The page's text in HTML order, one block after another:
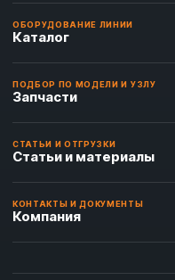
ОБОРУДОВАНИЕ ЛИНИИ
Каталог
ПОДБОР ПО МОДЕЛИ И УЗЛУ
Запчасти
СТАТЬИ И ОТГРУЗКИ
Статьи и материалы
КОНТАКТЫ И ДОКУМЕНТЫ
Компания